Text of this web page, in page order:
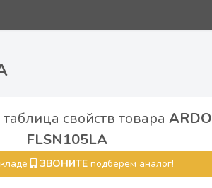
свойств товараARDO
FLSN105LA
ЗВОНИТЕподберем аналог!